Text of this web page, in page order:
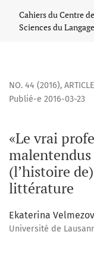
«Le vrai
Cahiers du Centre
Sciences du Langage
NO. 44 (2016),
«Le vrai
(l’histoire
littérature
Publié-e 2016-03-23
Ekaterina
Université de